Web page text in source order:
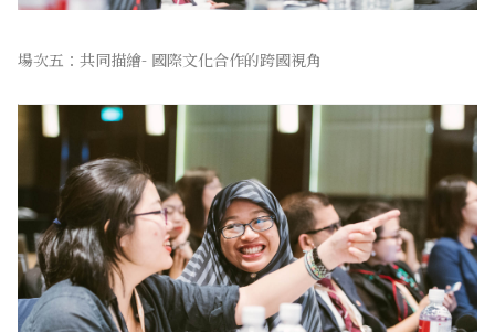
場次五：共同描繪- 國際文化合作的跨國視角